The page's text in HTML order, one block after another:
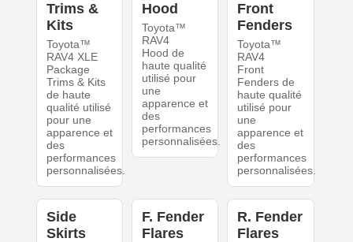
Trims &
Kits
Toyota™
RAV4 XLE
Package
Trims & Kits
de haute
qualité utilisé
pour une
apparence et
des
performances
personnalisées.
Hood
Toyota™
RAV4
Hood de
haute qualité
utilisé pour
une
apparence et
des
performances
personnalisées.
Front
Fenders
Toyota™
RAV4
Front
Fenders de
haute qualité
utilisé pour
une
apparence et
des
performances
personnalisées.
Side
Skirts
F. Fender
Flares
R. Fender
Flares